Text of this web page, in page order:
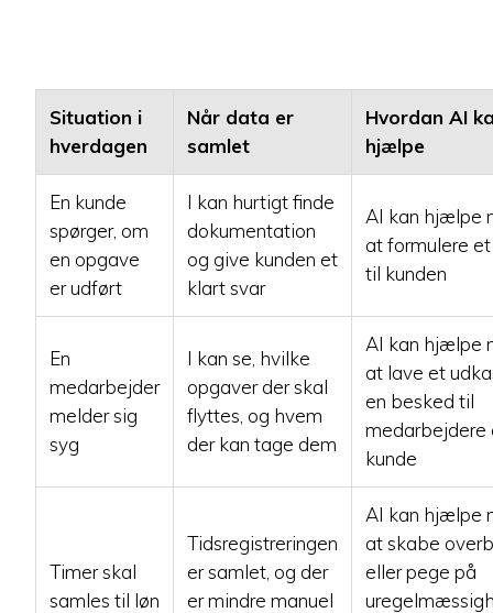
Situation i
hverdagen
Når data er
samlet
Hvordan AI
hjælpe
En kunde
spørger, om
en opgave
er udført
I kan hurtigt finde
dokumentation
og give kunden et
klart svar
AI kan hjælpe
at formulere
til kunden
En
medarbejder
melder sig
syg
I kan se, hvilke
opgaver der skal
flyttes, og hvem
der kan tage dem
AI kan hjælpe
at lave et
en besked til
medarbejdere
kunde
Timer skal
samles til løn
Tidsregistreringen
er samlet, og der
er mindre manuel
AI kan hjælpe
at skabe
eller pege på